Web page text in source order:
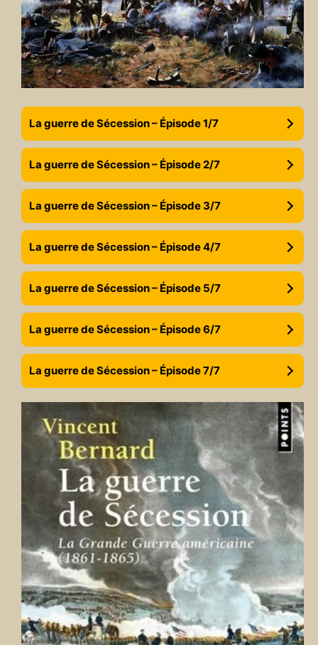
La guerre de Sécession – Épisode 1/7
La guerre de Sécession – Épisode 2/7
La guerre de Sécession – Épisode 3/7
La guerre de Sécession – Épisode 4/7
La guerre de Sécession – Épisode 5/7
La guerre de Sécession – Épisode 6/7
La guerre de Sécession – Épisode 7/7